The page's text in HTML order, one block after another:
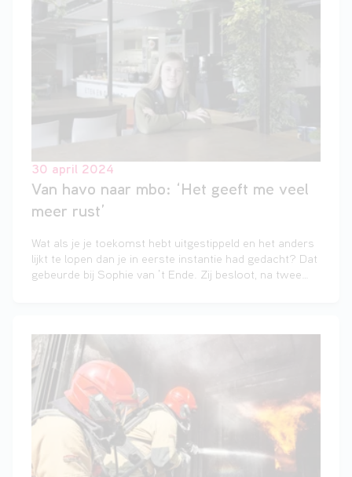
30 april 2024
Van havo naar mbo: ‘Het geeft me veel
meer rust’
Wat als je je toekomst hebt uitgestippeld en het anders
lijkt te lopen dan je in eerste instantie had gedacht? Dat
gebeurde bij Sophie van ’t Ende. Zij besloot, na twee